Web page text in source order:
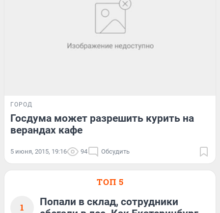
ГОРОД
Госдума может разрешить курить на
верандах кафе
5 июня, 2015, 19:16 94 Обсудить
ТОП 5
1
Попали в склад, сотрудники